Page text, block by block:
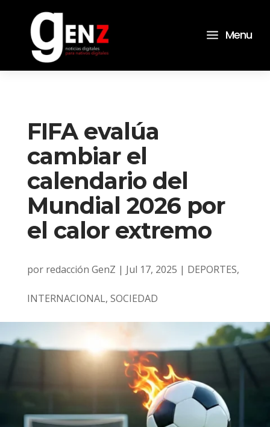
a Menu
FIFA evalúa
cambiar el
calendario del
Mundial 2026 por
el calor extremo
por redacción GenZ | Jul 17, 2025 | DEPORTES,
INTERNACIONAL, SOCIEDAD